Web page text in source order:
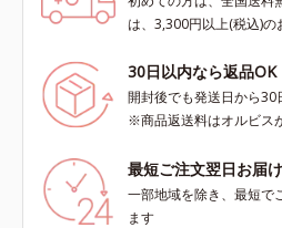
は、3,300円以上(税込)
30日以内なら返品OK
開封後でも発送日から
※商品返送料はオルビス
最短ご注文翌日お届け
一部地域を除き、最短で
ます